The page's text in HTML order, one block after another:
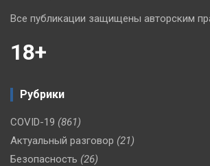
Все публикации защищены авторским
18+
Рубрики
COVID-19 (861)
Актуальный разговор (21)
Безопасность (26)